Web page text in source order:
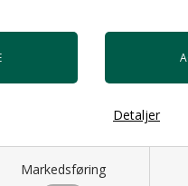
Markedsføring
Detaljer